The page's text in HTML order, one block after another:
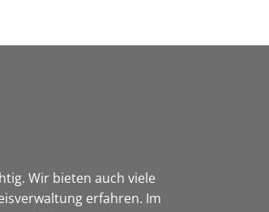
Wir bieten auch viele
erfahren. Im